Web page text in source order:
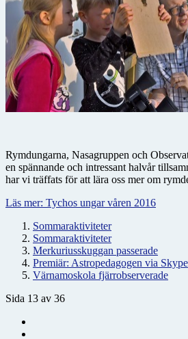
Rymdungarna, Nasagruppen och
en spännande och intressant halvår
har vi träffats för att lära oss mer om
Läs mer: Tychos ungar våren 2016
Sommaraktiviteter
Sommaraktiviteter
Merkuriusskuggan passerade
Premiär: Astropedagogen via Skype
Värnamoskola fjärrobserverade
Sida 13 av 36